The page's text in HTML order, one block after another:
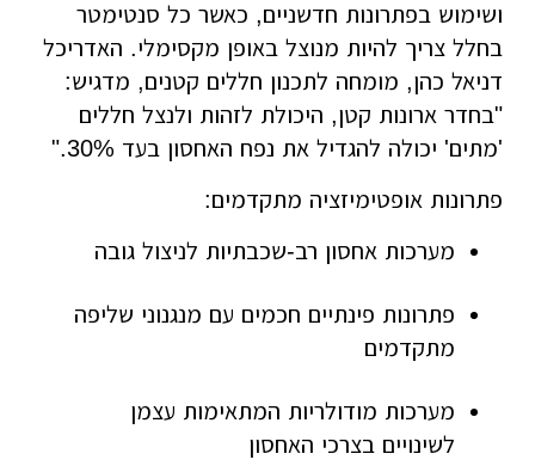
ושימוש בפתרונות חדשניים, כאשר כל סנטימטר
בחלל צריך להיות מנוצל באופן מקסימלי. האדריכל
דניאל כהן, מומחה לתכנון חללים קטנים, מדגיש:
"בחדר ארונות קטן, היכולת לזהות ולנצל חללים
'מתים' יכולה להגדיל את נפח האחסון בעד 30%."
פתרונות אופטימיזציה מתקדמים:
מערכות אחסון רב-שכבתיות לניצול גובה
פתרונות פינתיים חכמים עם מנגנוני שליפה
מתקדמים
מערכות מודולריות המתאימות עצמן
לשינויים בצרכי האחסון